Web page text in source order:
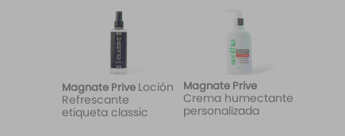
Magnate Prive Loción
Refrescante
etiqueta classic
Magnate Prive
Crema humectante
personalizada